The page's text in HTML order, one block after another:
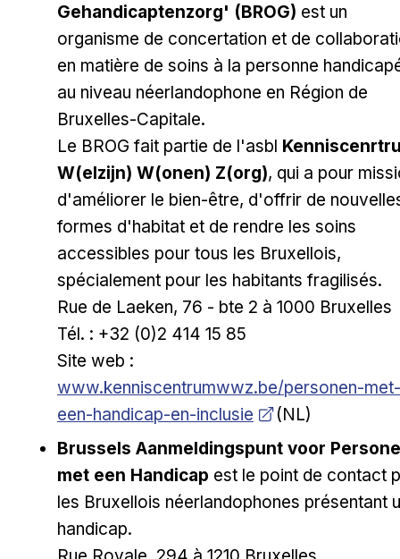
Gehandicaptenzorg' (BROG) est un
organisme de concertation et de
en matière de soins à la personne
au niveau néerlandophone en Région de
Bruxelles-Capitale.
Le BROG fait partie de l'asbl
W(elzijn) W(onen) Z(org), qui a pour
d'améliorer le bien-être, d'offrir de
formes d'habitat et de rendre les soins
accessibles pour tous les Bruxellois,
spécialement pour les habitants fragilisés.
Rue de Laeken, 76 - bte 2 à 1000 Bruxelles
Tél. : +32 (0)2 414 15 85
Site web :
www.kenniscentrumwwz.be/personen-met-
een-handicap-en-inclusie
(NL)
Brussels Aanmeldingspunt voor
met een Handicap est le point de contact
les Bruxellois néerlandophones présentant
handicap.